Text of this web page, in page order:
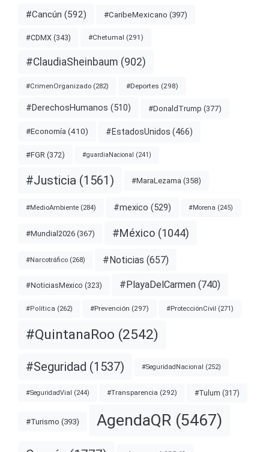
#Cancún (592) #CaribeMexicano (397)
#CDMX (343) #Chetumal (291)
#ClaudiaSheinbaum (902)
#CrimenOrganizado (282) #Deportes (298)
#DerechosHumanos (510) #DonaldTrump (377)
#Economía (410) #EstadosUnidos (466)
#FGR (372) #guardiaNacional (241)
#Justicia (1561) #MaraLezama (358)
#MedioAmbiente (284) #mexico (529) #Morena (245)
#Mundial2026 (367) #México (1044)
#Narcotráfico (268) #Noticias (657)
#NoticiasMexico (323) #PlayaDelCarmen (740)
#Política (262) #Prevención (297) #ProtecciónCivil (271)
#QuintanaRoo (2542)
#Seguridad (1537) #SeguridadNacional (252)
#SeguridadVial (244) #Transparencia (292) #Tulum (317)
#Turismo (393) AgendaQR (5467)